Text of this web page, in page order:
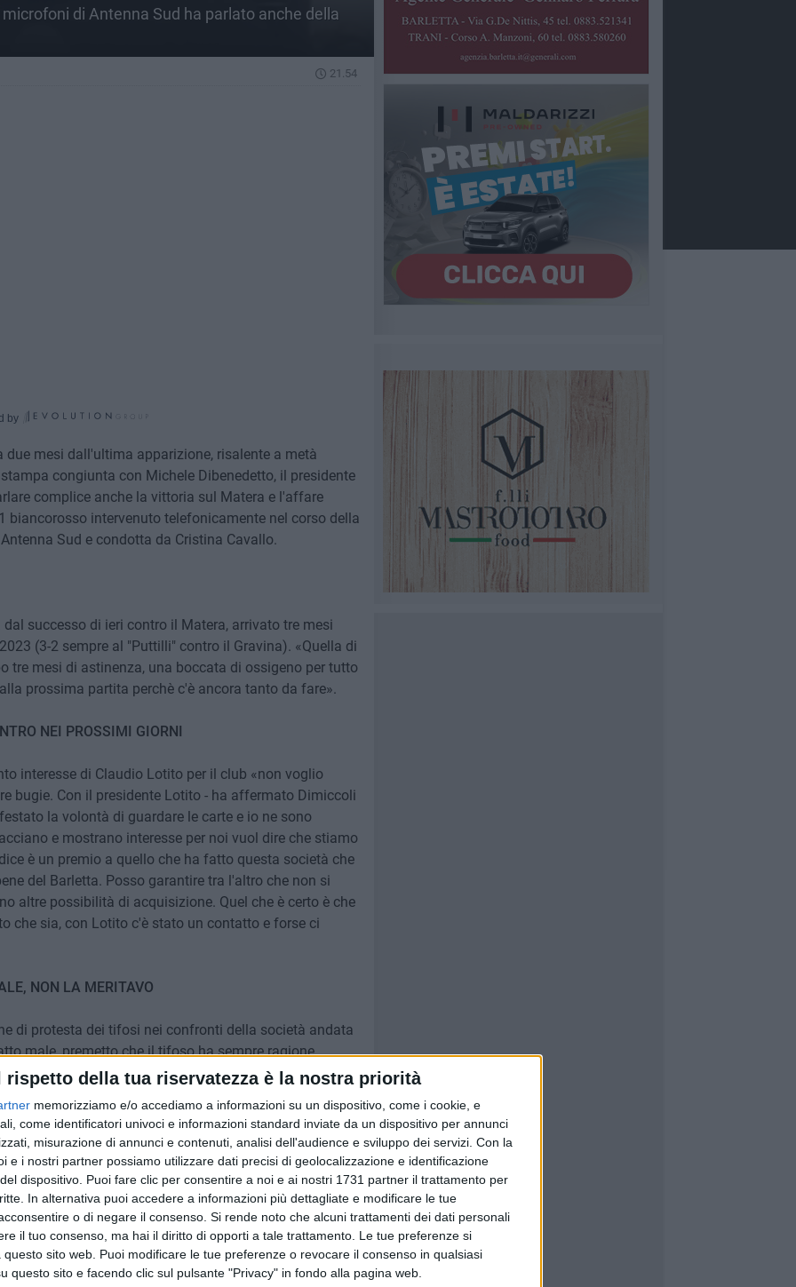
rispetto della tua riservatezza è la nostra priorità
memorizziamo e/o accediamo a informazioni su un dispositivo, come i cookie, e
come identificatori univoci e informazioni standard inviate da un dispositivo per annunci
misurazione di annunci e contenuti, analisi dell'audience e sviluppo dei servizi. Con la
e i nostri partner possiamo utilizzare dati precisi di geolocalizzazione e identificazione
dispositivo. Puoi fare clic per consentire a noi e ai nostri 1731 partner il trattamento per
In alternativa puoi accedere a informazioni più dettagliate e modificare le tue
o di negare il consenso. Si rende noto che alcuni trattamenti dei dati personali
il tuo consenso, ma hai il diritto di opporti a tale trattamento. Le tue preferenze si
sito web. Puoi modificare le tue preferenze o revocare il consenso in qualsiasi
questo sito e facendo clic sul pulsante "Privacy" in fondo alla pagina web.
di Antenna Sud ha parlato anche della
21.54
by
mesi dall'ultima apparizione, risalente a metà
congiunta con Michele Dibenedetto, il presidente
complice anche la vittoria sul Matera e l'affare
biancorosso intervenuto telefonicamente nel corso della
Sud e condotta da Cristina Cavallo.
successo di ieri contro il Matera, arrivato tre mesi
(3-2 sempre al "Puttilli" contro il Gravina). «Quella di
tre mesi di astinenza, una boccata di ossigeno per tutto
prossima partita perchè c'è ancora tanto da fare».
NEI PROSSIMI GIORNI
interesse di Claudio Lotito per il club «non voglio
bugie. Con il presidente Lotito - ha affermato Dimiccoli
la volontà di guardare le carte e io ne sono
e mostrano interesse per noi vuol dire che stiamo
è un premio a quello che ha fatto questa società che
del Barletta. Posso garantire tra l'altro che non si
altre possibilità di acquisizione. Quel che è certo è che
che sia, con Lotito c'è stato un contatto e forse ci
NON LA MERITAVO
di protesta dei tifosi nei confronti della società andata
male, premetto che il tifoso ha sempre ragione
ma sono stati eccessivi. Non mi meritavo
sono un duro che non lascia le cose a metà.
perchè ho dato tanto in questi anni, è una mia
ci ha dato una mano in questi anni, non sono stato il
dire, però che come al solito nel calcio non c'è
mi ha fatto male la volontà di colpire l'uomo,
parlano di me perchè ho ricevuto critiche ingiuste
tifose del Barletta ma pensano solo ai propri interessi
è il mio motto di vita. Ora devo salvare la